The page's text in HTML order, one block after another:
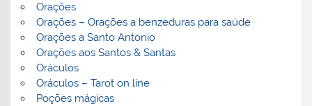
Orações
Orações – Orações a benzeduras para saúde
Orações a Santo Antonio
Orações aos Santos & Santas
Oráculos
Oráculos – Tarot on line
Poções mágicas